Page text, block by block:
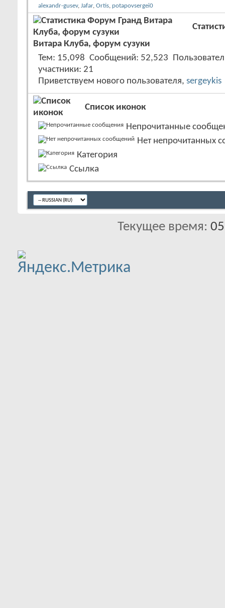
alexandr-gusev, Jafar, Ortis potapovsergei0
Витара Клуба, форум сузуки
Тем 15,098 Сообщений 52,523
участники 21
Приветствуем нового пользователя, sergeykis
Список иконок
Непрочитанные
Нет непрочитанных
Категория
Ссылка
Текущее время: